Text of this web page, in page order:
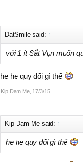
DatSmile said: ↑
với 1 ít Sắt Vụn muốn
he he quy đổi gì thế
Kip Dam Me 17/3/15
Kip Dam Me said: ↑
he he quy đổi gì thế